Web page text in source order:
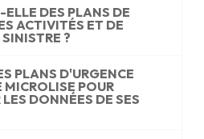
DES PLANS DE
ACTIVITÉS ET DE
SINISTRE ?
PLANS D'URGENCE
POUR
DONNÉES DE SES